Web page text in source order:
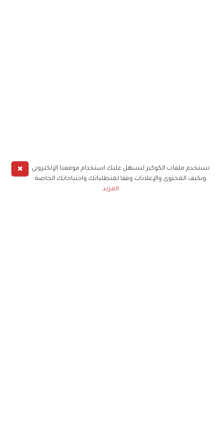
✖
نستخدم ملفات الكوكيز لنسهل عليك استخدام موقعنا الإلكتروني
ونكيف المحتوى والإعلانات وفقا لمتطلباتك واحتياجاتك الخاصة
المزيد